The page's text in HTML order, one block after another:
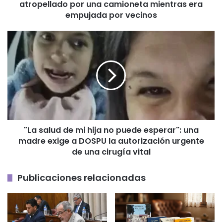
camioneta
empujada
por
vecinos
atropellado por una camioneta mientras era
empujada por vecinos
"La
salud
de
hija
no
puede
esperar":
una
madre
exige
autorización
urgente
una
"La salud de mi hija no puede esperar": una
madre exige a DOSPU la autorización urgente
de una cirugía vital
Publicaciones relacionadas